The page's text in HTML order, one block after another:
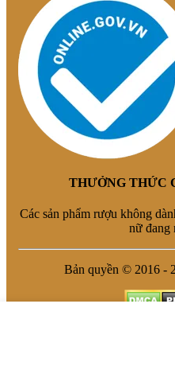
THƯỞNG THỨC
Các sản phẩm rượu không
nữ đang
Bản quyền © 2016 -